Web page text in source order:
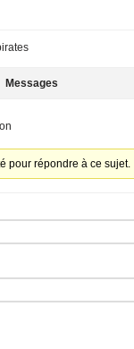
Messages
pour répondre à ce sujet.